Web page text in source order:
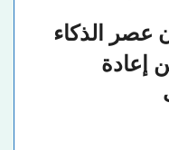
عصر الذكاء
إعادة